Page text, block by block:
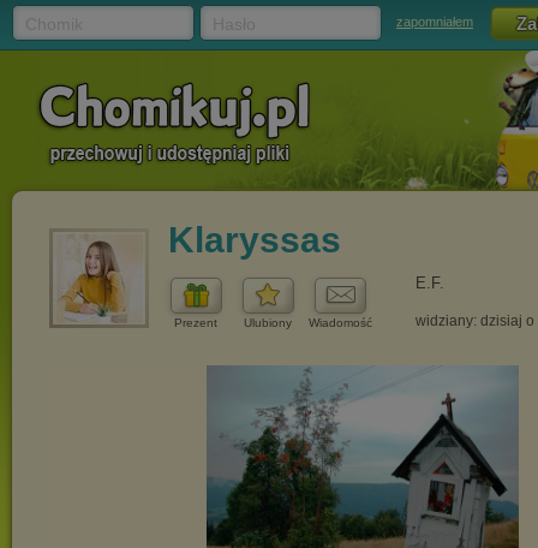
zapomniałem
Klaryssas
Prezent Ulubiony Wiadomość
E.F.
widziany: dzisiaj o